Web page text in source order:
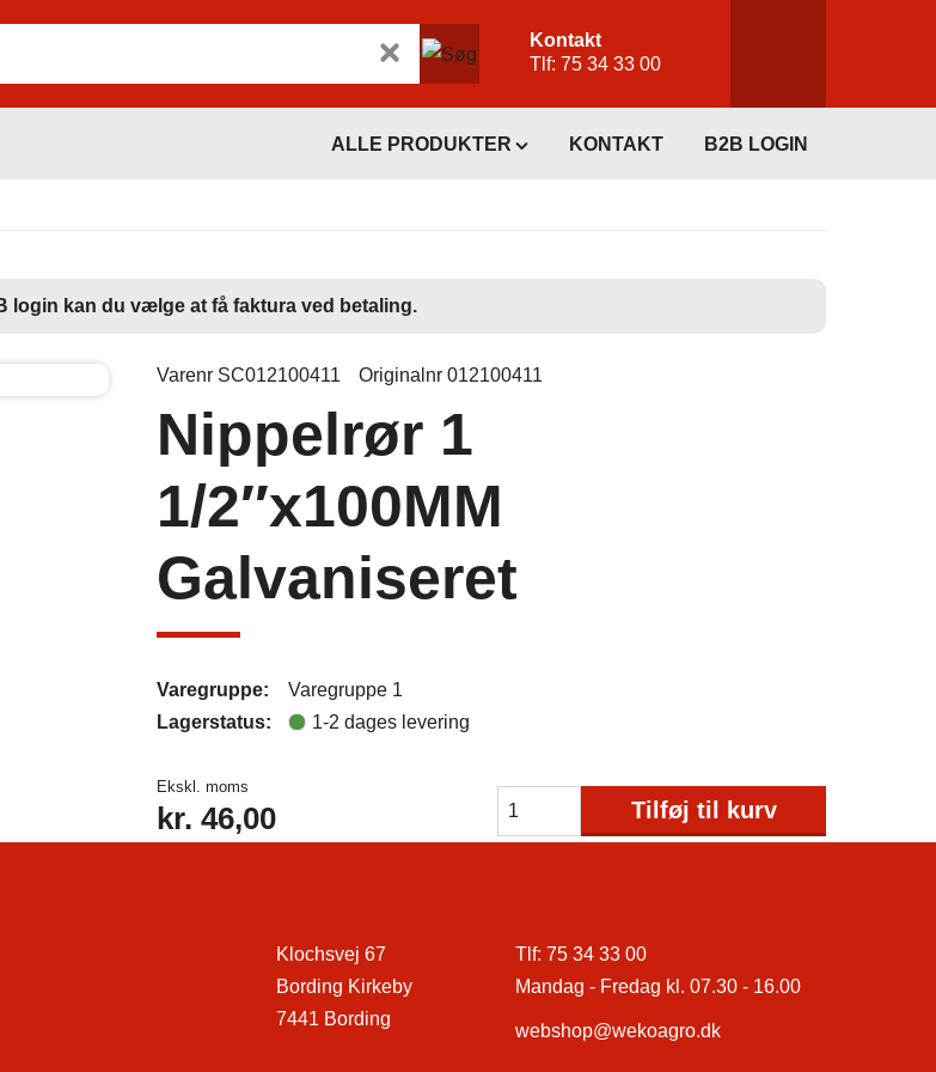
Kontakt
Tlf: 75 34 33 00
ALLE PRODUKTER KONTAKT B2B LOGIN
login kan du vælge at få faktura ved betaling.
Varenr SC012100411 Originalnr 012100411
Nippelrør 1
1/2″x100MM
Galvaniseret
Varegruppe:
Varegruppe 1
Lagerstatus:
1-2 dages levering
Ekskl. moms
kr. 46,00 Tilføj til kurv
Klochsvej 67
Bording Kirkeby
7441 Bording
Tlf: 75 34 33 00
Mandag - Fredag kl. 07.30 - 16.00
webshop@wekoagro.dk